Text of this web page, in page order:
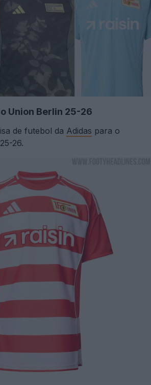
Union Berlin 25-26
de futebol da Adidas para o
26.